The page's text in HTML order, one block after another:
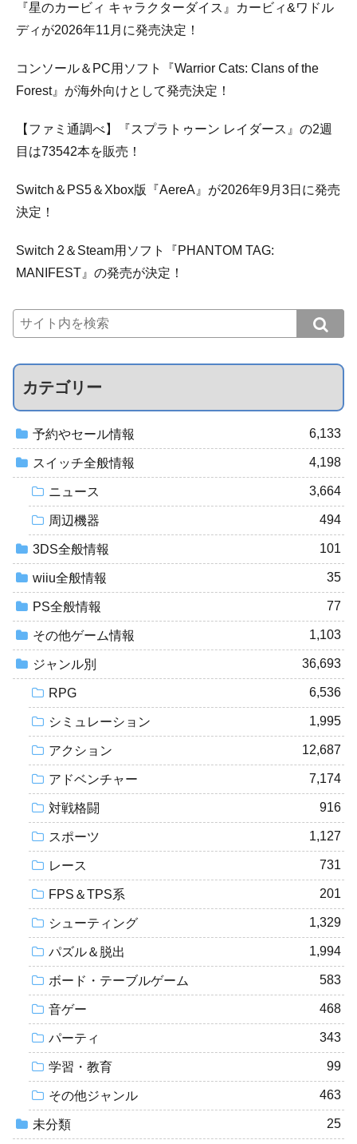
『星のカービィ キャラクターダイス』カービィ&ワドル
ディが2026年11月に発売決定！
コンソール＆PC用ソフト『Warrior Cats: Clans of the
Forest』が海外向けとして発売決定！
【ファミ通調べ】『スプラトゥーン レイダース』の2週
目は73542本を販売！
Switch＆PS5＆Xbox版『AereA』が2026年9月3日に発売
決定！
Switch 2＆Steam用ソフト『PHANTOM TAG:
MANIFEST』の発売が決定！
カテゴリー
予約やセール情報 6,133
スイッチ全般情報 4,198
ニュース 3,664
周辺機器 494
3DS全般情報 101
wiiu全般情報 35
PS全般情報 77
その他ゲーム情報 1,103
ジャンル別 36,693
RPG 6,536
シミュレーション 1,995
アクション 12,687
アドベンチャー 7,174
対戦格闘 916
スポーツ 1,127
レース 731
FPS＆TPS系 201
シューティング 1,329
パズル＆脱出 1,994
ボード・テーブルゲーム 583
音ゲー 468
パーティ 343
学習・教育 99
その他ジャンル 463
未分類 25